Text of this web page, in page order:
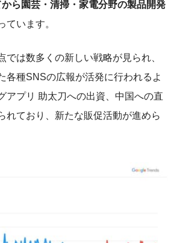
ら園芸・清掃・家電分野の製品開発
ています。
では数多くの新しい戦略が見られ、
各種SNSの広報が活発に行われるよ
アプリ 助太刀への出資、中国への直
れており、新たな販促活動が進めら